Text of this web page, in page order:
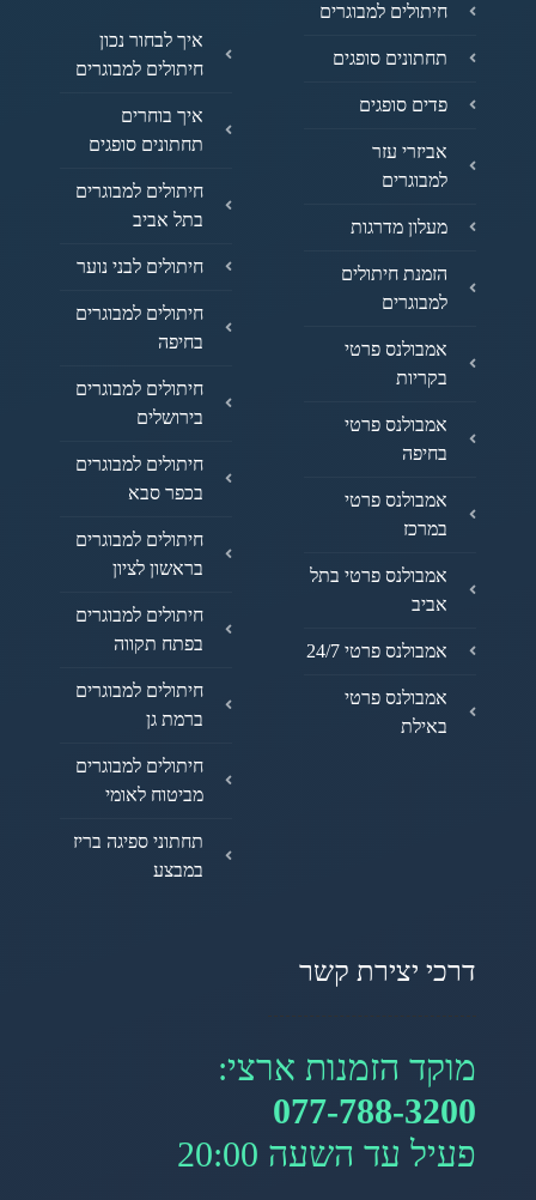
חיתולים למבוגרים
תחתונים סופגים
פדים סופגים
אביזרי עזר
למבוגרים
מעלון מדרגות
הזמנת חיתולים
למבוגרים
אמבולנס פרטי
בקריות
אמבולנס פרטי
בחיפה
אמבולנס פרטי
במרכז
אמבולנס פרטי בתל
אביב
אמבולנס פרטי 24/7
אמבולנס פרטי
באילת
איך לבחור נכון
חיתולים למבוגרים
איך בוחרים
תחתונים סופגים
חיתולים למבוגרים
בתל אביב
חיתולים לבני נוער
חיתולים למבוגרים
בחיפה
חיתולים למבוגרים
בירושלים
חיתולים למבוגרים
בכפר סבא
חיתולים למבוגרים
בראשון לציון
חיתולים למבוגרים
בפתח תקווה
חיתולים למבוגרים
ברמת גן
חיתולים למבוגרים
מביטוח לאומי
תחתוני ספיגה בריז
במבצע
דרכי יצירת קשר
מוקד הזמנות ארצי:
077-788-3200
פעיל עד השעה 20:00